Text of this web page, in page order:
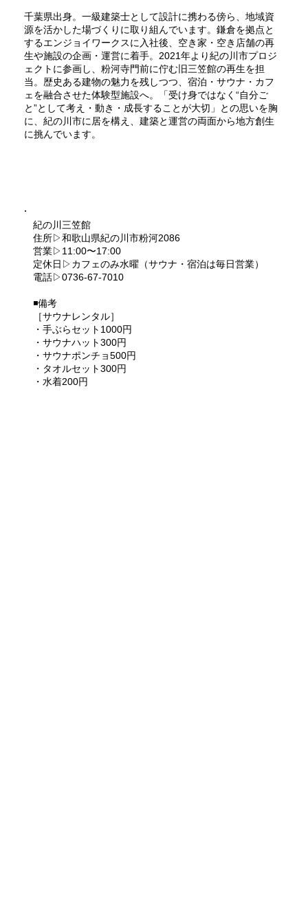
千葉県出身。一級建築士として設計に携わる傍ら、地域資
源を活かした場づくりに取り組んでいます。鎌倉を拠点と
するエンジョイワークスに入社後、空き家・空き店舗の再
生や施設の企画・運営に着手。2021年より紀の川市プロジ
ェクトに参画し、粉河寺門前に佇む旧三笠館の再生を担
当。歴史ある建物の魅力を残しつつ、宿泊・サウナ・カフ
ェを融合させた体験型施設へ。「受け身ではなく“自分ご
と”として考え・動き・成長することが大切」との思いを胸
に、紀の川市に居を構え、建築と運営の両面から地方創生
に挑んでいます。
紀の川三笠館
住所▷和歌山県紀の川市粉河2086
営業▷11:00〜17:00
定休日▷カフェのみ水曜（サウナ・宿泊は毎日営業）
電話▷0736-67-7010
◾️備考
［サウナレンタル］
・手ぶらセット1000円
・サウナハット300円
・サウナポンチョ500円
・タオルセット300円
・水着200円